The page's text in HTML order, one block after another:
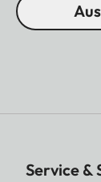
Service &